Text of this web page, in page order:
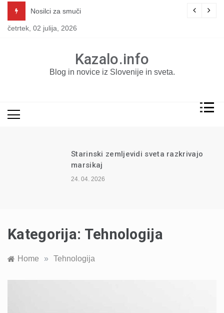
content
Nosilci za smuči
četrtek, 02 julija, 2026
Kazalo.info
Blog in novice iz Slovenije in sveta.
Starinski zemljevidi sveta razkrivajo
marsikaj
24. 04. 2026
Kategorija: Tehnologija
Home » Tehnologija